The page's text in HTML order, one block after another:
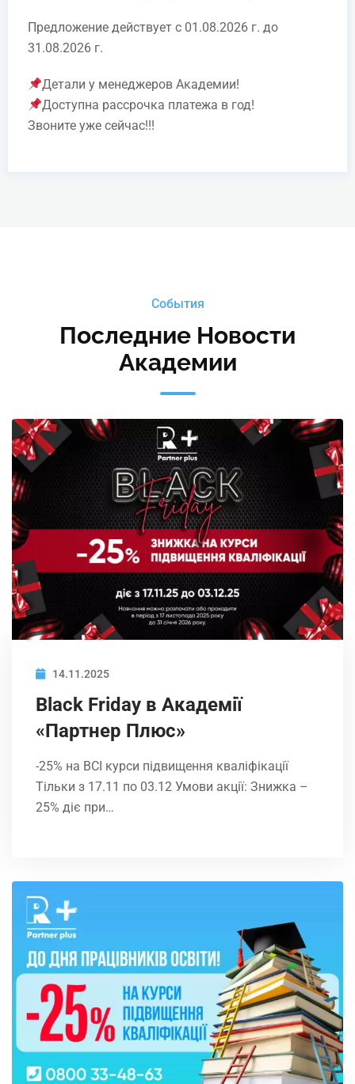
Предложение действует с 01.08.2026 г. до
31.08.2026 г.
Детали у менеджеров Академии!
Доступна рассрочка платежа в год!
Звоните уже сейчас!!!
События
Последние Новости
Академии
14.11.2025
Black Friday в Академії
«Партнер Плюс»
-25% на ВСІ курси підвищення кваліфікації
Тільки з 17.11 по 03.12 Умови акції: Знижка –
25% діє при…